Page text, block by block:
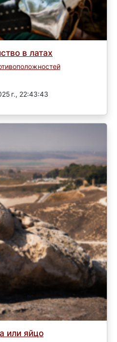
в латах
г., 22:43:43
или яйцо